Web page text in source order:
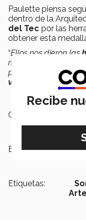
Paulette piensa
dentro de la
del Tec por las
obtener esta
“Ellos nos dieron las
marcaron un nivel
proyectos, siempre
vayan más allá”
Campus:
Escuelas:
Etiquetas:
Recibe